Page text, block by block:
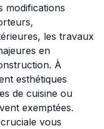
modifications
les travaux
en
À
esthétiques
de cuisine ou
exemptées.
vous